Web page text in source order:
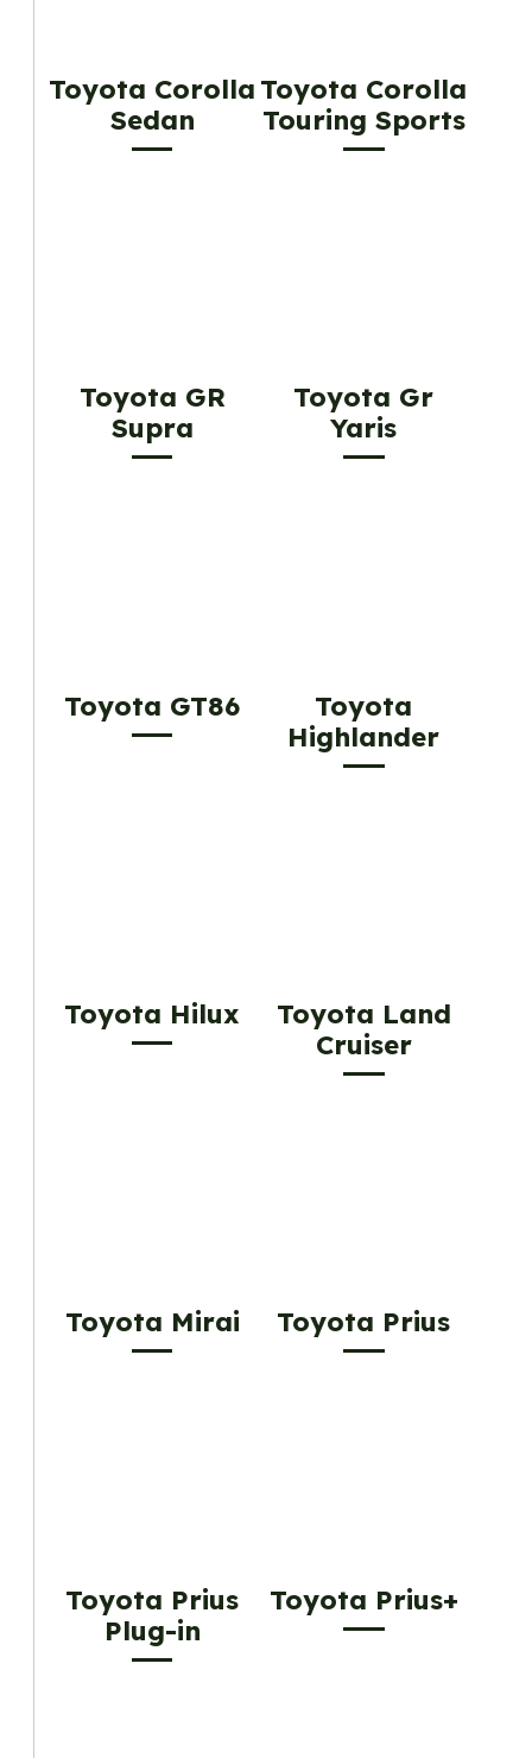
Toyota Corolla
Sedan
Toyota Corolla
Touring Sports
Toyota GR
Supra
Toyota Gr
Yaris
Toyota GT86
Toyota
Highlander
Toyota Hilux
Toyota Land
Cruiser
Toyota Mirai Toyota Prius
Toyota Prius
Plug-in
Toyota Prius+